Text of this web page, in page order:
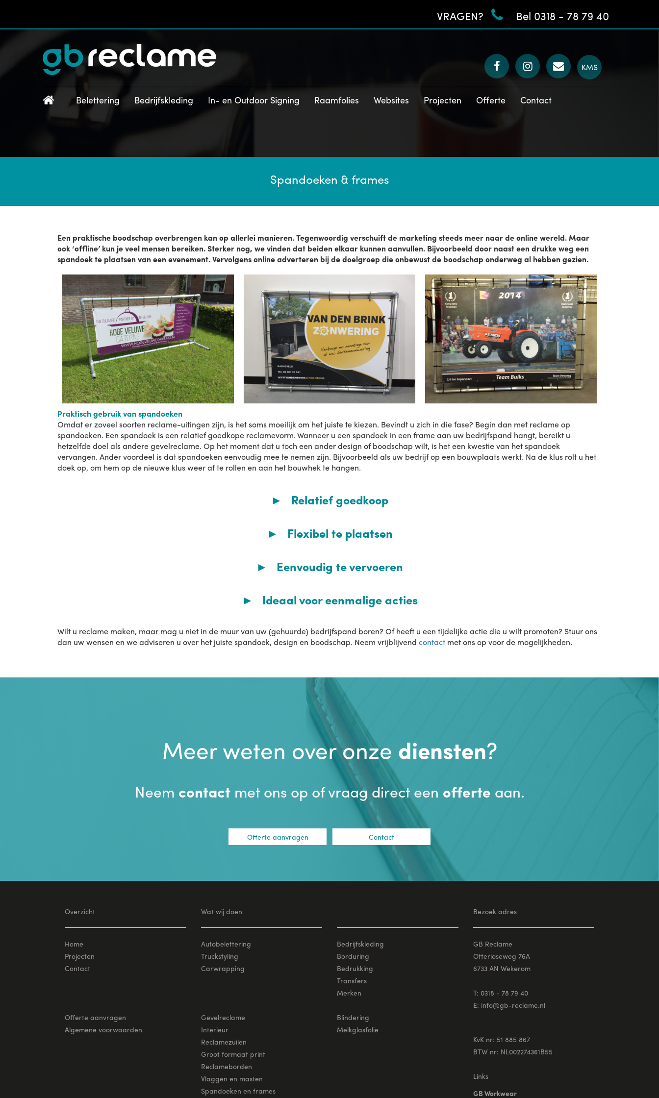
VRAGEN? Bel 0318 - 78 79 40
KMS
Belettering Bedrijfskleding In- en Outdoor Signing Raamfolies Websites Projecten Offerte Contact
Spandoeken & frames
Een praktische boodschap overbrengen kan op allerlei manieren. Tegenwoordig verschuift de marketing steeds meer naar de online wereld. Maar
ook ‘offline’ kun je veel mensen bereiken. Sterker nog, we vinden dat beiden elkaar kunnen aanvullen. Bijvoorbeeld door naast een drukke weg een
spandoek te plaatsen van een evenement. Vervolgens online adverteren bij de doelgroep die onbewust de boodschap onderweg al hebben gezien.
Praktisch gebruik van spandoeken
Omdat er zoveel soorten reclame-uitingen zijn, is het soms moeilijk om het juiste te kiezen. Bevindt u zich in die fase? Begin dan met reclame op
spandoeken. Een spandoek is een relatief goedkope reclamevorm. Wanneer u een spandoek in een frame aan uw bedrijfspand hangt, bereikt u
hetzelfde doel als andere gevelreclame. Op het moment dat u toch een ander design of boodschap wilt, is het een kwestie van het spandoek
vervangen. Ander voordeel is dat spandoeken eenvoudig mee te nemen zijn. Bijvoorbeeld als uw bedrijf op een bouwplaats werkt. Na de klus rolt u het
doek op, om hem op de nieuwe klus weer af te rollen en aan het bouwhek te hangen.
► Relatief goedkoop
► Flexibel te plaatsen
► Eenvoudig te vervoeren
► Ideaal voor eenmalige acties
Wilt u reclame maken, maar mag u niet in de muur van uw (gehuurde) bedrijfspand boren? Of heeft u een tijdelijke actie die u wilt promoten? Stuur ons
dan uw wensen en we adviseren u over het juiste spandoek, design en boodschap. Neem vrijblijvend contact met ons op voor de mogelijkheden.
Meer weten over onze diensten?
Neem contactmet ons op of vraag direct een offerte aan.
Offerte aanvragen Contact
Overzicht
Home
Projecten
Contact
Offerte aanvragen
Algemene voorwaarden
Wat wij doen
Autobelettering
Truckstyling
Carwrapping
Gevelreclame
Interieur
Reclamezuilen
Groot formaat print
Reclameborden
Vlaggen en masten
Spandoeken en frames
Bedrijfskleding
Borduring
Bedrukking
Transfers
Merken
Blindering
Melkglasfolie
Bezoek adres
GB Reclame
Otterloseweg 76A
6733 AN Wekerom
T: 0318 - 78 79 40
E: info@gb-reclame.nl
KvK nr: 51 885 867
BTW nr: NL002274361B55
Links
GB Workwear